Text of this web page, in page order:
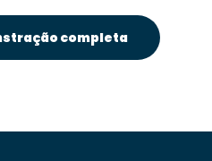
completa